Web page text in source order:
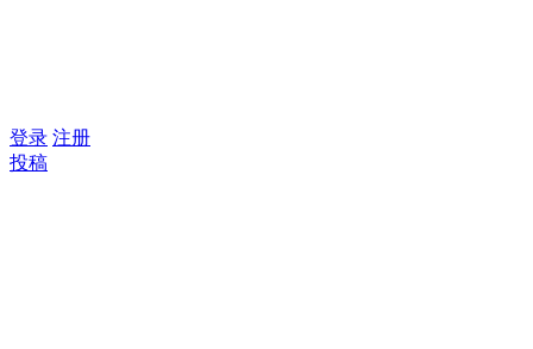
登录 注册
投稿